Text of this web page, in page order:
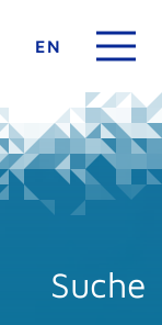
EN
Suche